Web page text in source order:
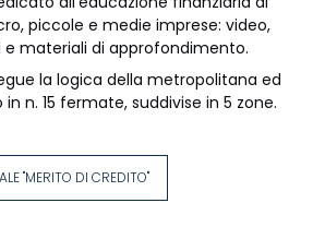
piccole e medie imprese: video,
e materiali di approfondimento.
la logica della metropolitana ed
n. 15 fermate, suddivise in 5 zone.
"MERITO DI CREDITO"